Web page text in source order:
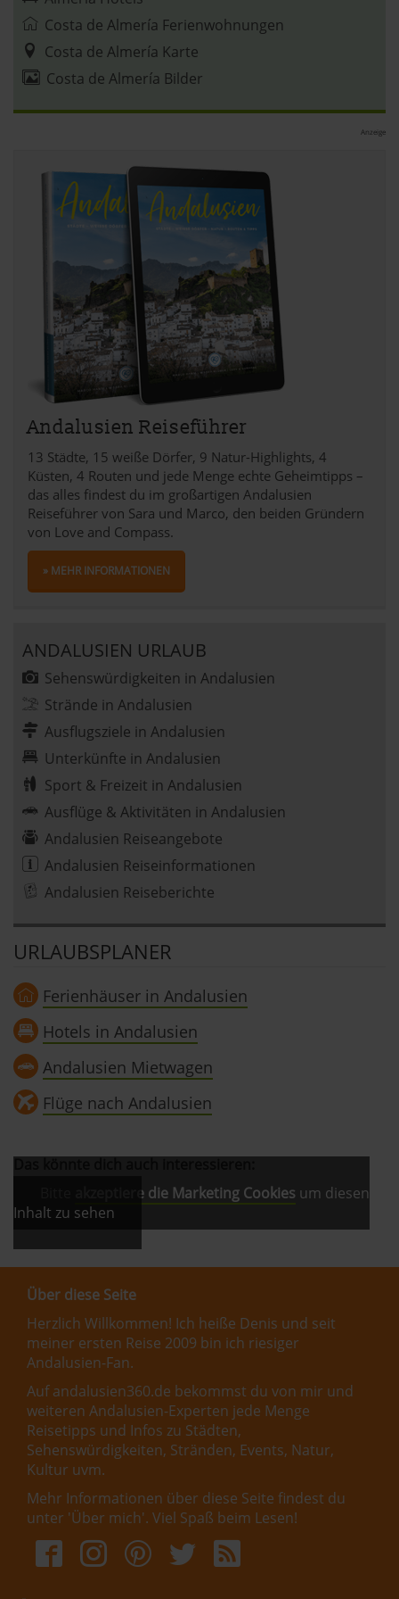
Abschnitt Einzelheiten
andalusien360.de verwendet Cookies
notwendig sind, jedoch helfen das Onlineangebot zu
verbessern und wirtschaftlich zu betreiben. Du kannst in
auf die Schaltfläche »Akzeptieren« einwilligen oder dich
per Klick auf »Anpassen« anders entscheiden. Die
Einwilligung umfasst alle vorausgewählten, bzw. von dir
ausgewählten Cookies. Du kannst diese Einstellungen
jederzeit aufrufen und Cookies auch nachträglich
jederzeit abwählen. Weitere Hinweise zu den
verwendeten Verfahren und Begrifflichkeiten (z.B.
»Cookies«, »Marketing« und »Statistik«) erhältst du in
der Datenschutzerklärung.
Datenschutzerklärung Impressum
Costa de Almería Ferienwohnungen
Costa de Almería Karte
Costa de Almería Bilder
Anzeige
Andalusien Reiseführer
13 Städte, 15 weiße Dörfer, 9 Natur-Highlights, 4
Küsten, 4 Routen und jede Menge echte Geheimtipps –
das alles findest du im großartigen Andalusien
Reiseführer von Sara und Marco, den beiden Gründern
von Love and Compass.
» MEHR INFORMATIONEN
ANDALUSIEN URLAUB
Sehenswürdigkeiten in Andalusien
Strände in Andalusien
Ausflugsziele in Andalusien
Unterkünfte in Andalusien
Sport & Freizeit in Andalusien
Ausflüge & Aktivitäten in Andalusien
Andalusien Reiseangebote
Andalusien Reiseinformationen
Andalusien Reiseberichte
URLAUBSPLANER
Ferienhäuser in Andalusien
Hotels in Andalusien
Andalusien Mietwagen
Flüge nach Andalusien
akzeptiere die Marketing Cookies um diesen
Inhalt zu sehen
Über diese Seite
Herzlich Willkommen! Ich heiße Denis und seit
meiner ersten Reise 2009 bin ich riesiger
Andalusien-Fan.
Auf andalusien360.de bekommst du von mir und
weiteren Andalusien-Experten jede Menge
Reisetipps und Infos zu Städten,
Sehenswürdigkeiten, Stränden, Events, Natur,
Kultur uvm.
Mehr Informationen über diese Seite findest du
unter 'Über mich'. Viel Spaß beim Lesen!